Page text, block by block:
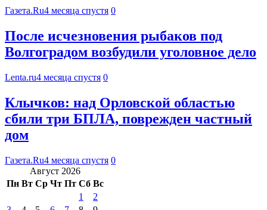
Газета.Ru4 месяца спустя 0
После исчезновения рыбаков под
Волгоградом возбудили уголовное дело
Lenta.ru4 месяца спустя 0
Клычков: над Орловской областью
сбили три БПЛА, поврежден частный
дом
Газета.Ru4 месяца спустя 0
Август 2026
Пн Вт Ср Чт Пт Сб Вс
1
2